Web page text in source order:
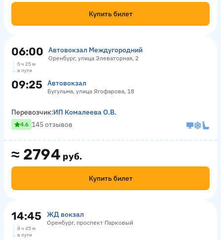
Купить билет
06:00 Автовокзал Междугородний
Оренбург, улица Элеваторная, 2
5 ч 25 м
в пути
09:25 Автовокзал
Бугульма, улица Ягофарова, 18
≈ 2794 руб.
Купить билет
Перевозчик:ИП Комалеева О.В.
4.6 145 отзывов
14:45 ЖД вокзал
Оренбург, проспект Парковый
8 ч 45 м
в пути